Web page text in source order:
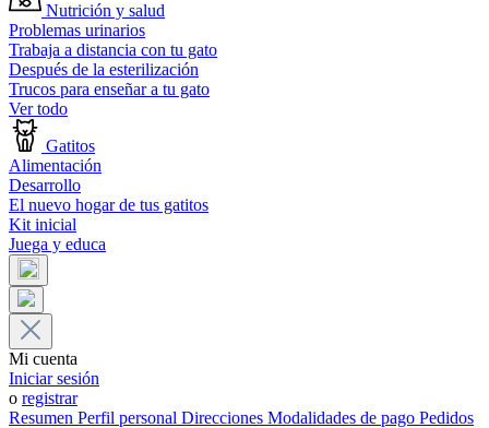
Nutrición y salud
Problemas urinarios
Trabaja a distancia con tu gato
Después de la esterilización
Trucos para enseñar a tu gato
Ver todo
Gatitos
Alimentación
Desarrollo
El nuevo hogar de tus gatitos
Kit inicial
Juega y educa
Mi cuenta
Iniciar sesión
o registrar
Resumen Perfil personal Direcciones Modalidades de pago Pedidos